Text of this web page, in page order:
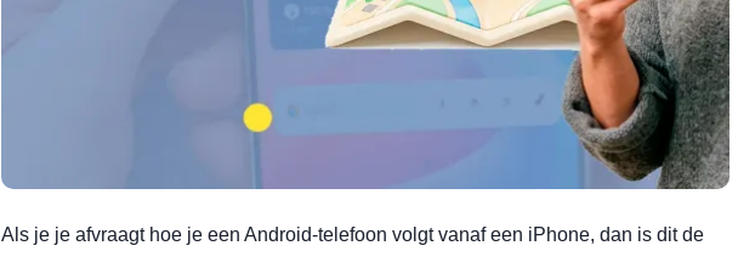
Als je je afvraagt hoe je een Android-telefoon volgt vanaf een iPhone, dan is dit de